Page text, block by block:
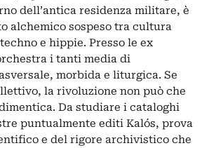
dell’antica residenza militare, è
alchemico sospeso tra cultura
e hippie. Presso le ex
i tanti media di
morbida e liturgica. Se
la rivoluzione non può che
Da studiare i cataloghi
puntualmente editi Kalós, prova
e del rigore archivistico che